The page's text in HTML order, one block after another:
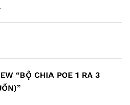
“BỘ CHIA POE 1 RA 3